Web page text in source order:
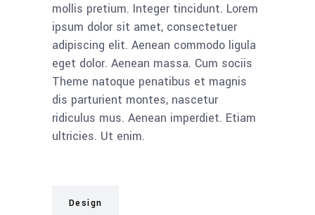
mollis pretium. Integer tincidunt. Lorem
ipsum dolor sit amet, consectetuer
adipiscing elit. Aenean commodo ligula
eget dolor. Aenean massa. Cum sociis
Theme natoque penatibus et magnis
dis parturient montes, nascetur
ridiculus mus. Aenean imperdiet. Etiam
ultricies. Ut enim.
Design